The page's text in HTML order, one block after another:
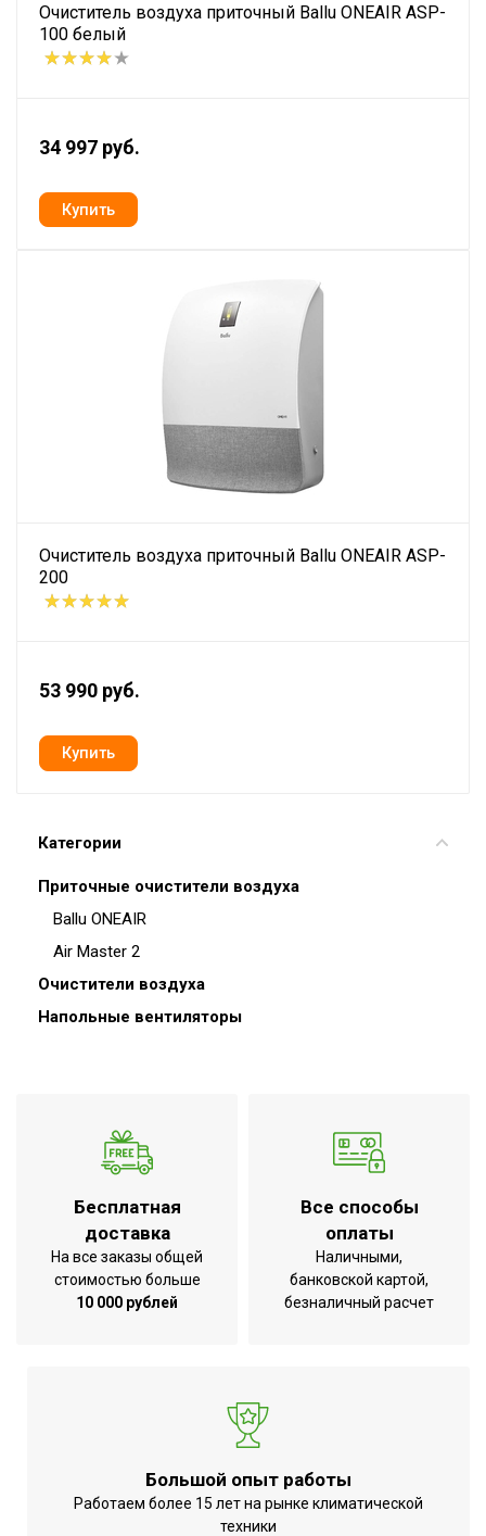
Категории
Приточные очистители воздуха
Ballu ONEAIR
Air Master 2
Очистители воздуха
Напольные вентиляторы
Очиститель воздуха приточный Ballu ONEAIR ASP-
100 белый
34 997 руб.
Очиститель воздуха приточный Ballu ONEAIR ASP-
200
53 990 руб.
Бесплатная
доставка
На все заказы общей
стоимостью больше
10 000 рублей
Все способы
оплаты
Наличными,
банковской картой,
безналичный расчет
Большой опыт работы
Работаем более 15 лет на рынке климатической
техники